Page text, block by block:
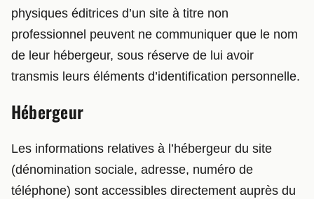
physiques éditrices d’un site à titre non
professionnel peuvent ne communiquer que le nom
de leur hébergeur, sous réserve de lui avoir
transmis leurs éléments d’identification personnelle.
Hébergeur
Les informations relatives à l’hébergeur du site
(dénomination sociale, adresse, numéro de
téléphone) sont accessibles directement auprès du